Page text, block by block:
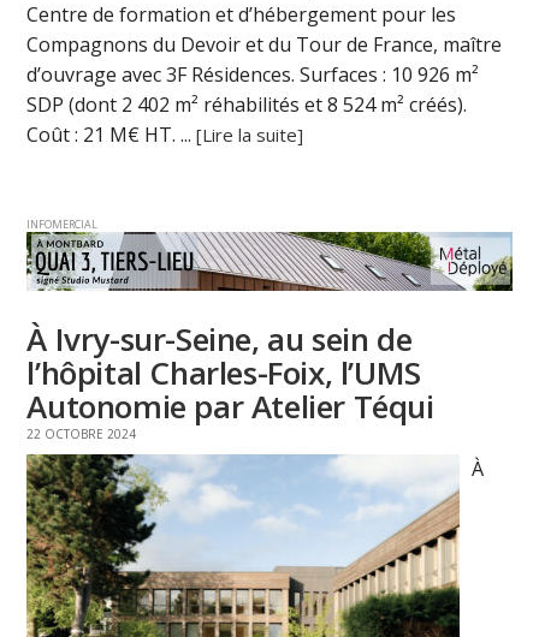
Centre de formation et d’hébergement pour les
Compagnons du Devoir et du Tour de France, maître
d’ouvrage avec 3F Résidences. Surfaces : 10 926 m²
SDP (dont 2 402 m² réhabilités et 8 524 m² créés).
Coût : 21 M€ HT. ...[Lire la suite]
INFOMERCIAL
À Ivry-sur-Seine, au sein de
l’hôpital Charles-Foix, l’UMS
Autonomie par Atelier Téqui
22 OCTOBRE 2024
À